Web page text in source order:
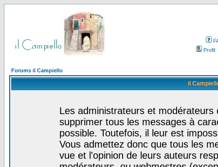
Profil
Forums il Campiello
il
Les administrateurs et
supprimer tous les messages à
possible. Toutefois, il leur est
Vous admettez donc que tous les
vue et l'opinion de leurs auteurs